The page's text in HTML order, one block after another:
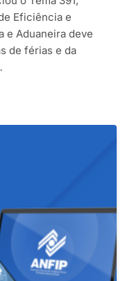
Eficiência e
e Aduaneira deve
de férias e da